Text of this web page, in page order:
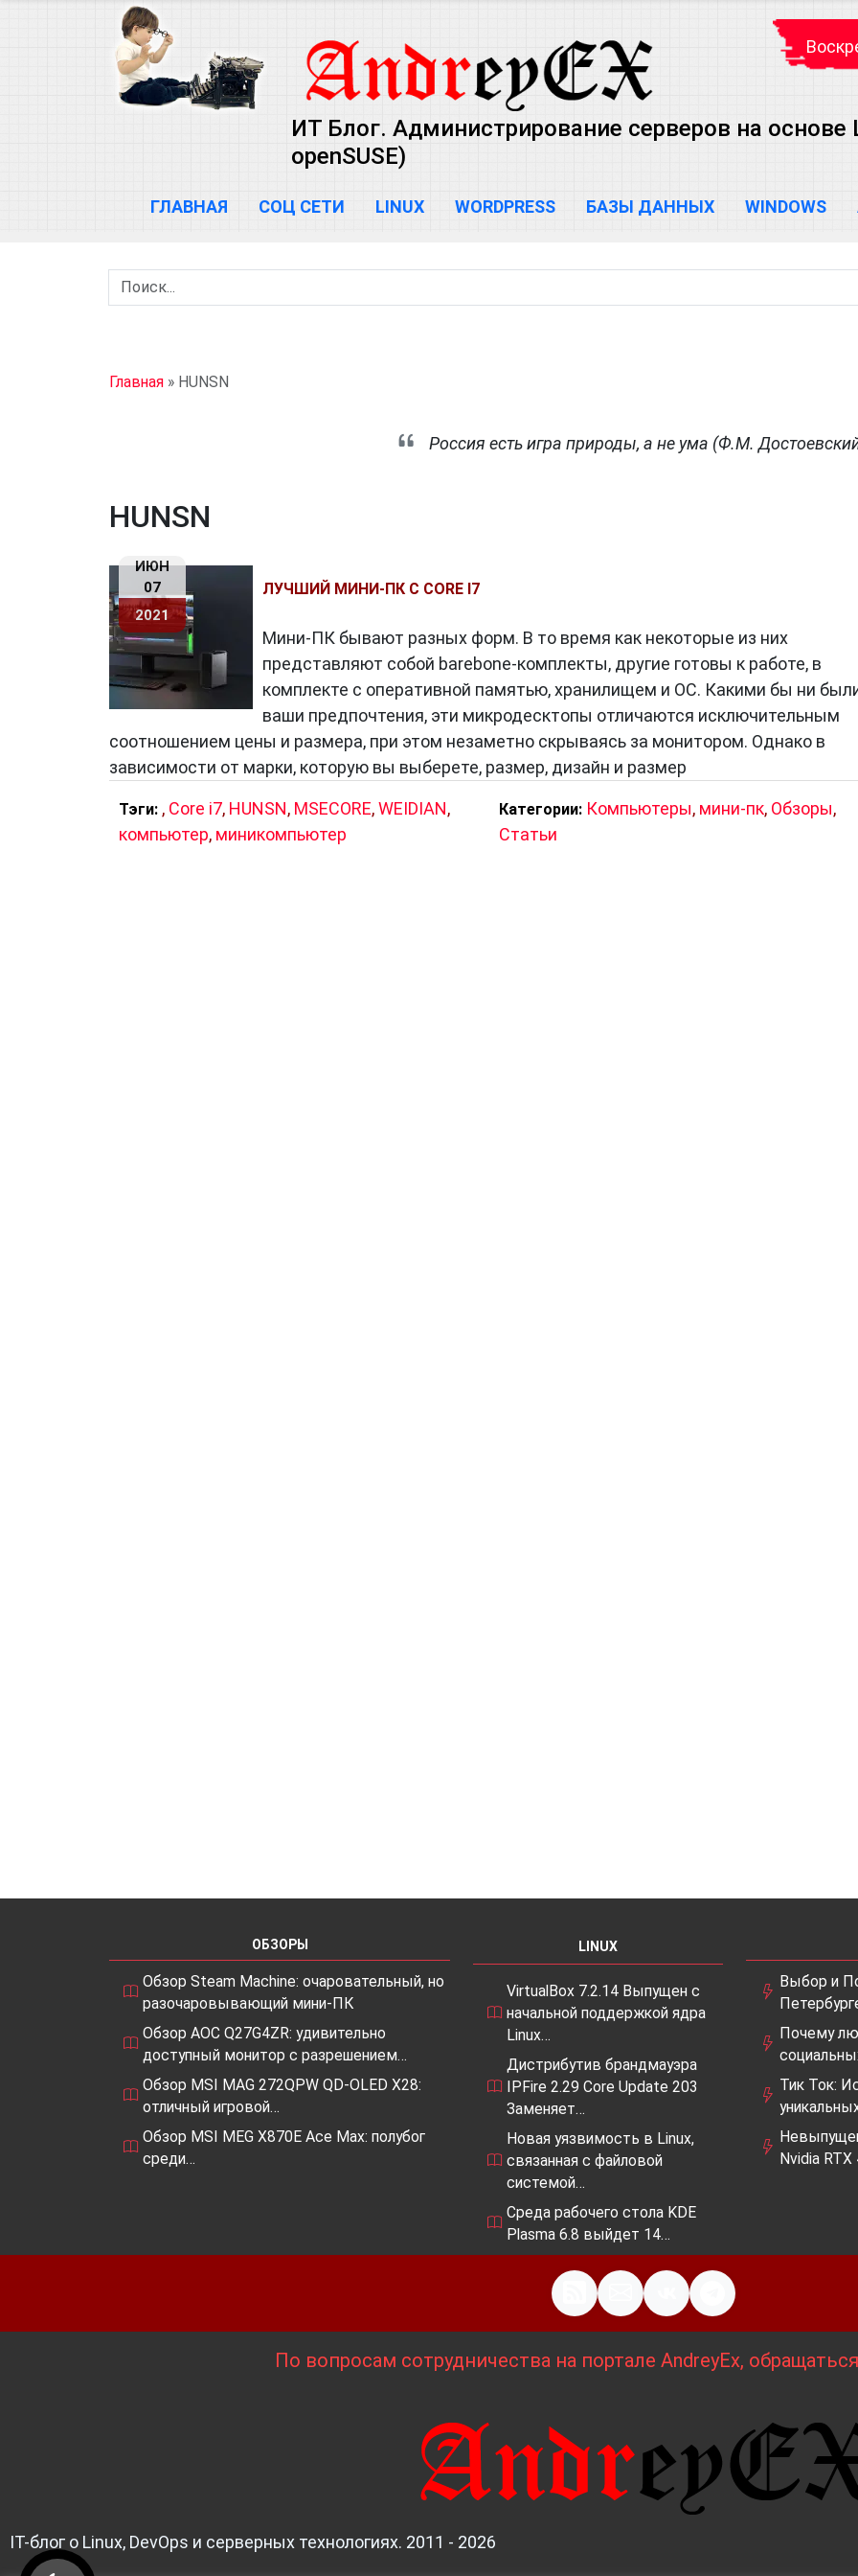
ИТ Блог. Администрирование серверов на основе
openSUSE)
ГЛАВНАЯ СОЦ СЕТИ LINUX WORDPRESS БАЗЫ ДАННЫХ WINDOWS
Главная » HUNSN
Россия есть игра природы, а не ума (Ф.М.
HUNSN
ИЮН
07
2021
ЛУЧШИЙ МИНИ-ПК С CORE I7
Мини-ПК бывают разных форм. В то время как некоторые из них
представляют собой barebone-комплекты, другие готовы к работе, в
комплекте с оперативной памятью, хранилищем и ОС. Какими бы ни
ваши предпочтения, эти микродесктопы отличаются исключительным
соотношением цены и размера, при этом незаметно скрываясь за монитором. Однако в
зависимости от марки, которую вы выберете, размер, дизайн и размер
Тэги: , Core i7, HUNSN, MSECORE,WEIDIAN,
компьютер, миникомпьютер
Категории: Компьютеры, мини-пк, Обзоры,
Статьи
ОБЗОРЫ
Обзор Steam Machine: очаровательный, но
разочаровывающий мини-ПК
Обзор AOC Q27G4ZR: удивительно
доступный монитор с разрешением…
Обзор MSI MAG 272QPW QD-OLED X28:
отличный игровой…
Обзор MSI MEG X870E Ace Max: полубог
среди…
LINUX
VirtualBox 7.2.14 Выпущен с
начальной поддержкой ядра
Linux…
Дистрибутив брандмауэра
IPFire 2.29 Core Update 203
Заменяет…
Новая уязвимость в Linux,
связанная с файловой
системой…
Среда рабочего стола KDE
Plasma 6.8 выйдет 14…
Выбор и
Почему
Тик Ток:
Nvidia
По вопросам сотрудничества на портале AndreyEx,
IT-блог о Linux, DevOps и серверных технологиях. 2011 - 2026